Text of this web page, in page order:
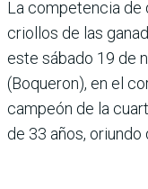
La competencia de
criollos de las
este sábado 19 de
(Boqueron), en el
campeón de la
de 33 años, oriundo